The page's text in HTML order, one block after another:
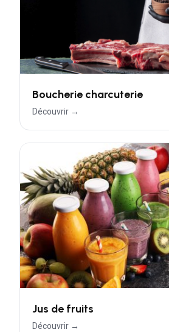
Boucherie charcuterie
Découvrir →
Jus de fruits
Découvrir →